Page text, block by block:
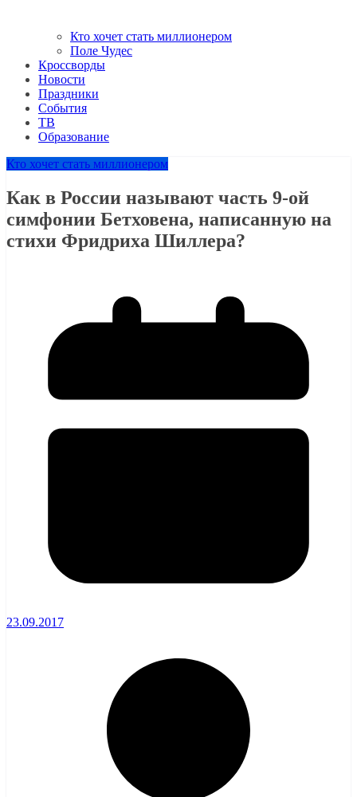
Кто хочет стать миллионером
Поле Чудес
Кроссворды
Новости
Праздники
События
ТВ
Образование
Кто хочет стать миллионером
Как в России называют часть 9-ой
симфонии Бетховена, написанную на
стихи Фридриха Шиллера?
23.09.2017